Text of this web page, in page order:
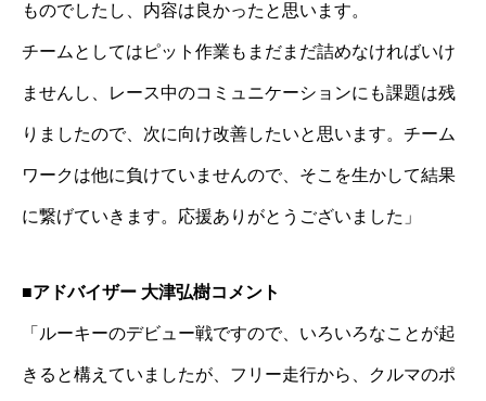
ものでしたし、内容は良かったと思います。
チームとしてはピット作業もまだまだ詰めなければいけ
ませんし、レース中のコミュニケーションにも課題は残
りましたので、次に向け改善したいと思います。チーム
ワークは他に負けていませんので、そこを生かして結果
に繋げていきます。応援ありがとうございました」
■アドバイザー 大津弘樹コメント
「ルーキーのデビュー戦ですので、いろいろなことが起
きると構えていましたが、フリー走行から、クルマのポ